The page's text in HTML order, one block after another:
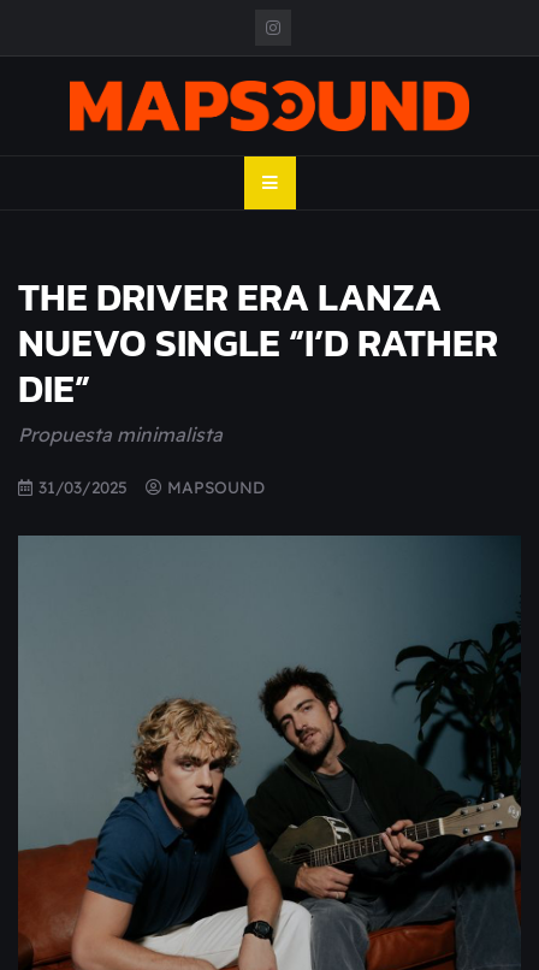
MAPSOUND
THE DRIVER ERA LANZA
NUEVO SINGLE “I’D RATHER
DIE”
Propuesta minimalista
31/03/2025 MAPSOUND